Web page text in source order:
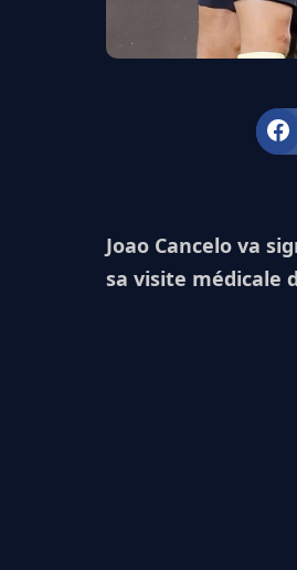
Joao Cancelo va
sa visite médicale